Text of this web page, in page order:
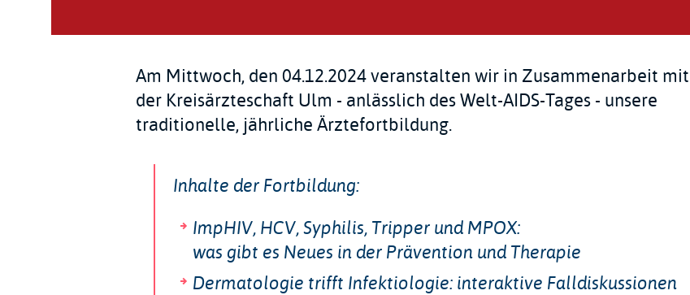
Am Mittwoch, den 04.12.2024 veranstalten wir in Zusammenarbeit mit
der Kreisärzteschaft Ulm - anlässlich des Welt-AIDS-Tages - unsere
traditionelle, jährliche Ärztefortbildung.
Inhalte der Fortbildung:
ImpHIV, HCV, Syphilis, Tripper und MPOX:
was gibt es Neues in der Prävention und Therapie
Dermatologie trifft Infektiologie: interaktive Falldiskussionen